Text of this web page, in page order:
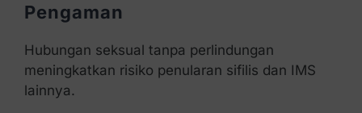
Pengaman
Hubungan seksual tanpa perlindungan
meningkatkan risiko penularan sifilis dan IMS
lainnya.